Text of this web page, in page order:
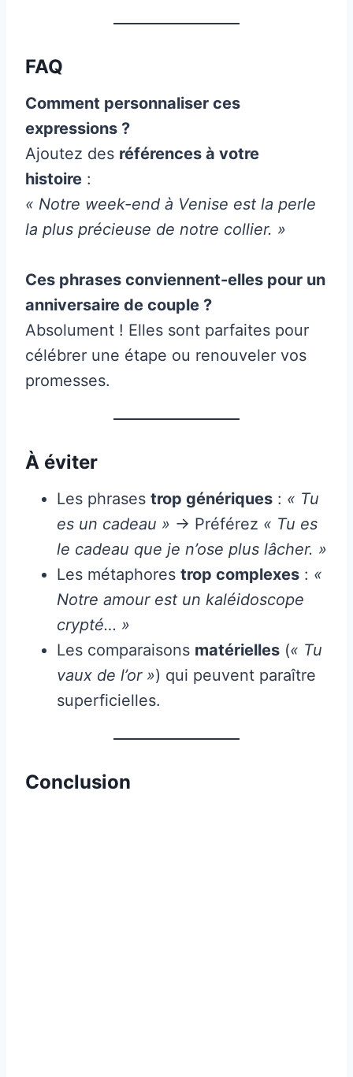
FAQ
Comment personnaliser ces
expressions ?
Ajoutez des références à votre
histoire :
« Notre week-end à Venise est la perle
la plus précieuse de notre collier. »
Ces phrases conviennent-elles pour un
anniversaire de couple ?
Absolument ! Elles sont parfaites pour
célébrer une étape ou renouveler vos
promesses.
À éviter
Les phrases trop génériques : « Tu
es un cadeau » → Préférez « Tu es
le cadeau que je n’ose plus lâcher. »
Les métaphores trop complexes : «
Notre amour est un kaléidoscope
crypté… »
Les comparaisons matérielles (« Tu
vaux de l’or ») qui peuvent paraître
superficielles.
Conclusion